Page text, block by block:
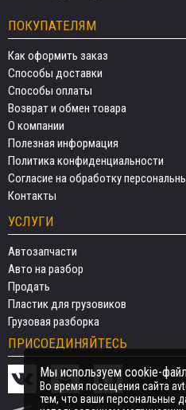
ПОКУПАТЕЛЯМ
Как оформить заказ
Способы доставки
Способы оплаты
Возврат и обмен товара
О компании
Полезная информация
Политика конфиденциальности
Согласие на обработку
Контакты
УСЛУГИ
Автозапчасти
Авто на разбор
Продать
Пластик для грузовиков
Грузовая разборка
ПРИСОЕДИНЯЙТЕСЬ
Мы используем cookie-
Во время посещения сайта
тем, что ваши персональные